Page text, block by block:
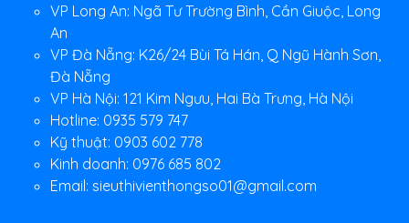
VP Long An: Ngã Tư Trường Bình, Cần Giuộc, Long
An
VP Đà Nẵng: K26/24 Bùi Tá Hán, Q Ngũ Hành Sơn,
Đà Nẵng
VP Hà Nội: 121 Kim Ngưu, Hai Bà Trưng, Hà Nội
Hotline: 0935 579 747
Kỹ thuật: 0903 602 778
Kinh doanh: 0976 685 802
Email: sieuthivienthongso01@gmail.com